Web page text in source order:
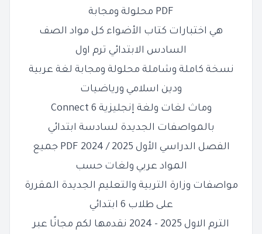
PDF محلولة ومجابة
هي اختبارات كتاب الأضواء كل مواد الصف
السادس الابتدائي ترم اول
نسخة كاملة وشاملة محلولة ومجابة لغة عربية
ودين اسلامي ورياضيات
وماث لغات ولغة إنجليزية Connect 6
بالمواصفات الجديدة لسادسة ابتدائي
الفصل الدراسي الأول 2025 / 2024 PDF جميع
المواد عربي ولغات حسب
مواصفات وزارة التربية والتعليم الجديدة المقررة
على طلاب 6 ابتدائي
الترم الاول 2025 - 2024 نقدمها لكم مجانًا عبر